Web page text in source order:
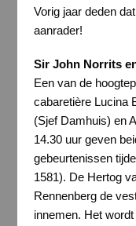
Vorig jaar deden
aanrader!
Sir John Norrits
Een van de
cabaretière Lucina
(Sjef Damhuis) en
14.30 uur geven
gebeurtenissen
1581). De Hertog
Rennenberg de
innemen. Het